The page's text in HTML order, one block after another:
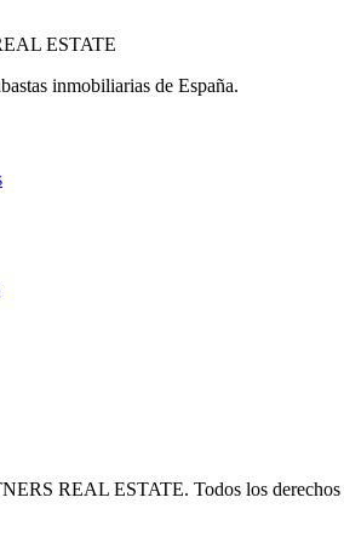
ESTATE
inmobiliarias de España.
REAL ESTATE. Todos los derechos